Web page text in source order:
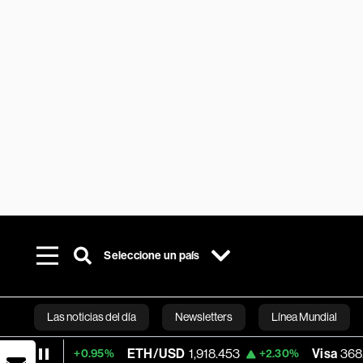
Seleccione un país
Las noticias del día Newsletters Línea Mundial
Bloomberg
ETH/USD 1,918.453 +2.30% Visa 368.54 -